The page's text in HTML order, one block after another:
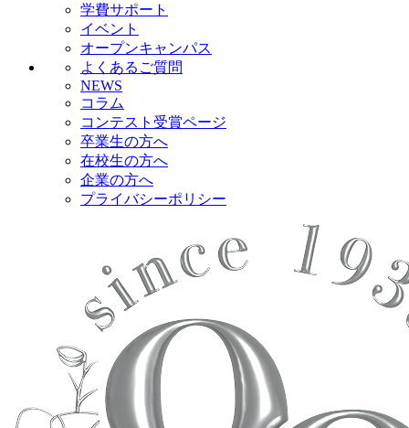
学費サポート
イベント
オープンキャンパス
よくあるご質問
NEWS
コラム
コンテスト受賞ページ
卒業生の方へ
在校生の方へ
企業の方へ
プライバシーポリシー